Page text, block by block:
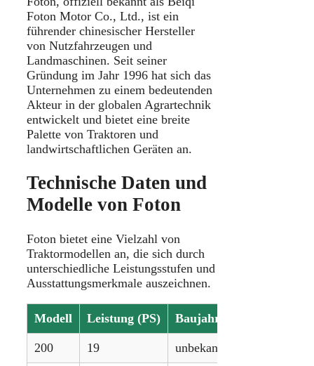
Foton Motor Co., Ltd., ist ein
führender chinesischer Hersteller
von Nutzfahrzeugen und
Landmaschinen. Seit seiner
Gründung im Jahr 1996 hat sich das
Unternehmen zu einem bedeutenden
Akteur in der globalen Agrartechnik
entwickelt und bietet eine breite
Palette von Traktoren und
landwirtschaftlichen Geräten an.
Technische Daten und
Modelle von Foton
Foton bietet eine Vielzahl von
Traktormodellen an, die sich durch
unterschiedliche Leistungsstufen und
Ausstattungsmerkmale auszeichnen.
Modell Leistung (PS) Baujahr
200 19 unbekannt